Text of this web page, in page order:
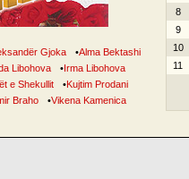
Gjoka •Alma Bektashi
Libohova •Irma Libohova
e Shekullit •Kujtim Prodani
Braho •Vikena Kamenica
8
9
10
11